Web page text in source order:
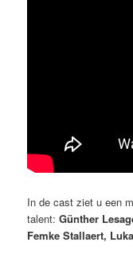
In de cast ziet u een
talent:Günther
Femke Stallaert,